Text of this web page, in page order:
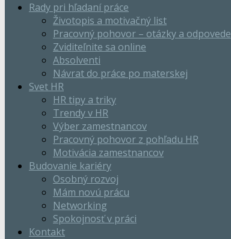
Rady pri hľadaní práce
Životopis a motivačný list
Pracovný pohovor – otázky a odpovede
Zviditeľnite sa online
Absolventi
Návrat do práce po materskej
Svet HR
HR tipy a triky
Trendy v HR
Výber zamestnancov
Pracovný pohovor z pohľadu HR
Motivácia zamestnancov
Budovanie kariéry
Osobný rozvoj
Mám novú prácu
Networking
Spokojnosť v práci
Kontakt